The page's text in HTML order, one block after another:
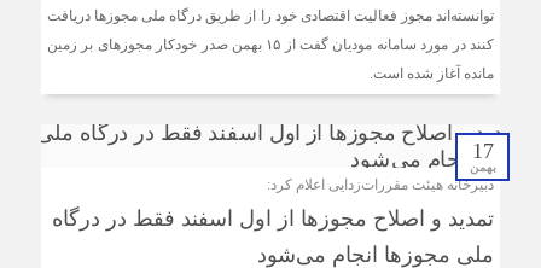
توانسته‌اند مجوز فعالیت اقتصادی خود را از طریق درگاه ملی مجوز‌ها دریافت
کنند در مورد سامانه مودیان گفت از ۱۵ بهمن صدر خودکار مجوزهای بر زمین
مانده آغاز شده است.
17
بهمن
دبیرخانه هیئت مقررات‌زدایی اعلام کرد:
تمدید و اصلاح مجوزها از اول اسفند فقط در درگاه
ملی مجوزها انجام می‌شود